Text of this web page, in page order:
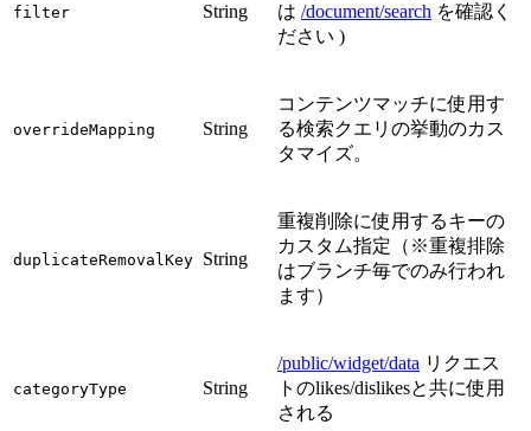
filter String
は /document/search を確認く
ださい )
overrideMapping String
コンテンツマッチに使用す
る検索クエリの挙動のカス
タマイズ。
duplicateRemovalKey String
重複削除に使用するキーの
カスタム指定（※重複排除
はブランチ毎でのみ行われ
ます）
categoryType String
/public/widget/data リクエス
トのlikes/dislikesと共に使用
される